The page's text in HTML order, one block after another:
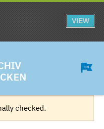
VIEW
checked.